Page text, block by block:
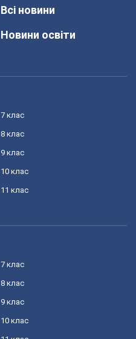
Всі новини
Новини освіти
7 клас
8 клас
9 клас
10 клас
11 клас
7 клас
8 клас
9 клас
10 клас